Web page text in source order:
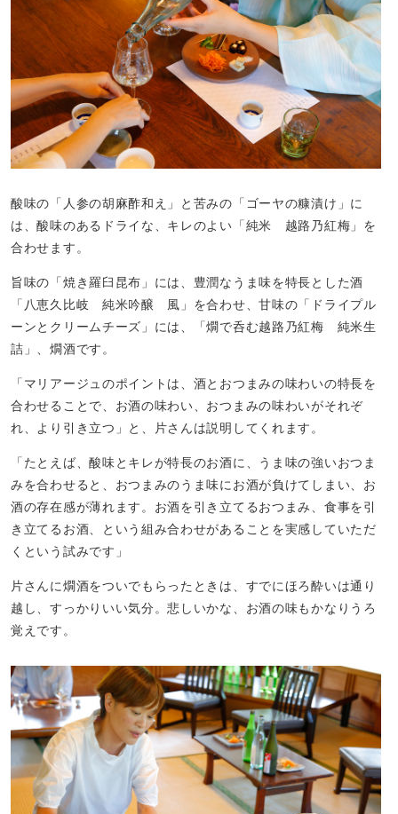
酸味の「人参の胡麻酢和え」と苦みの「ゴーヤの糠漬け」に
は、酸味のあるドライな、キレのよい「純米 越路乃紅梅」を
合わせます。
旨味の「焼き羅臼昆布」には、豊潤なうま味を特長とした酒
「八恵久比岐 純米吟醸 風」を合わせ、甘味の「ドライプル
ーンとクリームチーズ」には、「燗で呑む越路乃紅梅 純米生
詰」、燗酒です。
「マリアージュのポイントは、酒とおつまみの味わいの特長を
合わせることで、お酒の味わい、おつまみの味わいがそれぞ
れ、より引き立つ」と、片さんは説明してくれます。
「たとえば、酸味とキレが特長のお酒に、うま味の強いおつま
みを合わせると、おつまみのうま味にお酒が負けてしまい、お
酒の存在感が薄れます。お酒を引き立てるおつまみ、食事を引
き立てるお酒、という組み合わせがあることを実感していただ
くという試みです」
片さんに燗酒をついでもらったときは、すでにほろ酔いは通り
越し、すっかりいい気分。悲しいかな、お酒の味もかなりうろ
覚えです。